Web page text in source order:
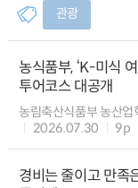
관광
농식품부, ‘K-미식
투어코스 대공개
농림축산식품부 농산
2026.07.30
9p
경비는 줄이고 만족